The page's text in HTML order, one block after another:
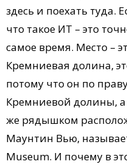
здесь и поехать туда.
что такое ИТ – это
самое время. Место –
Кремниевая долина,
потому что он по
Кремниевой долины,
же рядышком
Маунтин Вью,
Museum. И почему в